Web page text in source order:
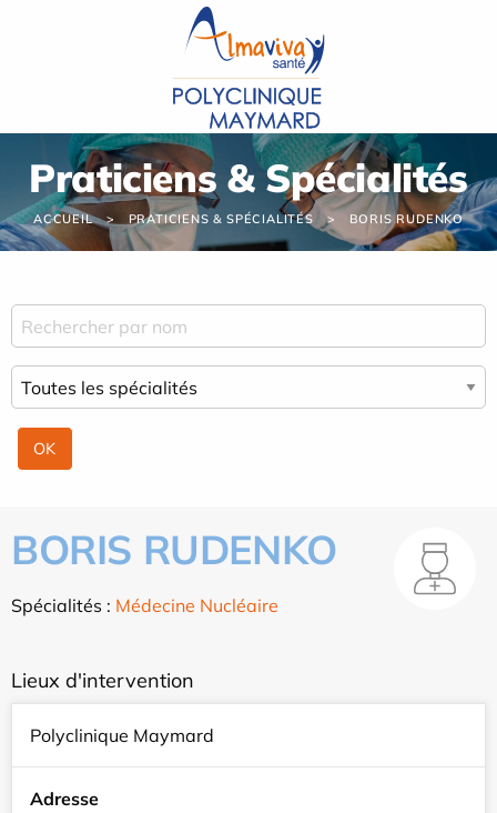
Praticiens & Spécialités
ACCUEIL PRATICIENS & SPÉCIALITÉS BORIS RUDENKO
BORIS RUDENKO
Spécialités : Médecine Nucléaire
Lieux d'intervention
Polyclinique Maymard
Adresse
Panneau de gestion des cookies